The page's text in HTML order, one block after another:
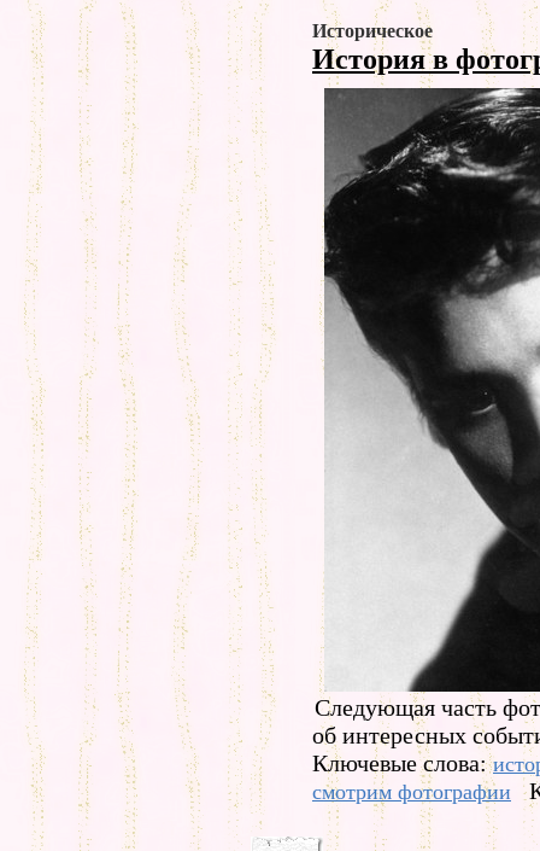
Историческое
История в
Следующая часть
об интересных
Ключевые слова:
смотрим фотографии